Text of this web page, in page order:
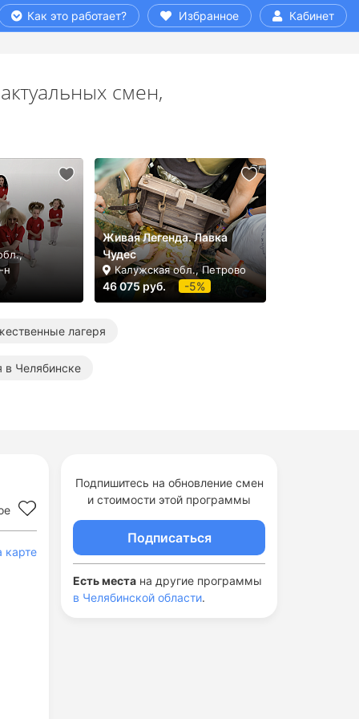
Как это работает? Избранное Кабинет
карте
Подпишитесь на обновление смен
и стоимости этой программы
Подписаться
Есть места на другие программы
в Челябинской области.
смен,
н
Живая Легенда. Лавка
Чудес
Калужская обл., Петрово
46 075 руб. -5%
лагеря
в Челябинске